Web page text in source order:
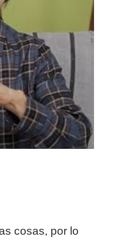
cosas, por lo